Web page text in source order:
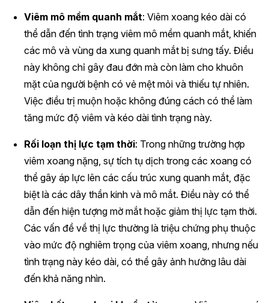
Viêm mô mềm quanh mắt: Viêm xoang kéo dài có
thể dẫn đến tình trạng viêm mô mềm quanh mắt, khiến
các mô và vùng da xung quanh mắt bị sưng tấy. Điều
này không chỉ gây đau đớn mà còn làm cho khuôn
mặt của người bệnh có vẻ mệt mỏi và thiếu tự nhiên.
Việc điều trị muộn hoặc không đúng cách có thể làm
tăng mức độ viêm và kéo dài tình trạng này.
Rối loạn thị lực tạm thời: Trong những trường hợp
viêm xoang nặng, sự tích tụ dịch trong các xoang có
thể gây áp lực lên các cấu trúc xung quanh mắt, đặc
biệt là các dây thần kinh và mô mắt. Điều này có thể
dẫn đến hiện tượng mờ mắt hoặc giảm thị lực tạm thời.
Các vấn đề về thị lực thường là triệu chứng phụ thuộc
vào mức độ nghiêm trọng của viêm xoang, nhưng nếu
tình trạng này kéo dài, có thể gây ảnh hưởng lâu dài
đến khả năng nhìn.